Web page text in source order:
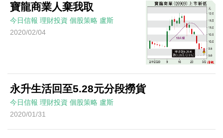
寶龍商業人棄我取
今日信報 理財投資 個股策略 盧斯
2020/02/04
永升生活回至5.28元分段撈貨
今日信報 理財投資 個股策略 盧斯
2020/01/31